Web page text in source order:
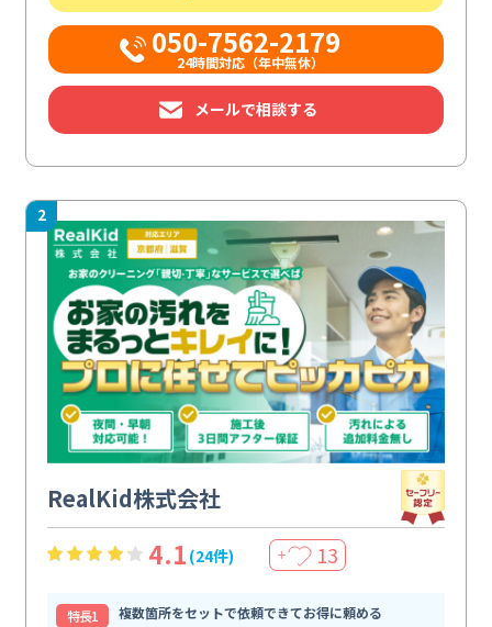
050-7562-2179
24時間対応（年中無休）
メールで相談する
2
RealKid株式会社
4.1 (24件) ＋ 13
特⻑1
複数箇所をセットで依頼できてお得に頼める